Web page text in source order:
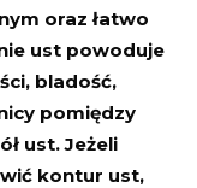
oraz łatwo
ust powoduje
bladość,
pomiędzy
ust. Jeżeli
kontur ust,